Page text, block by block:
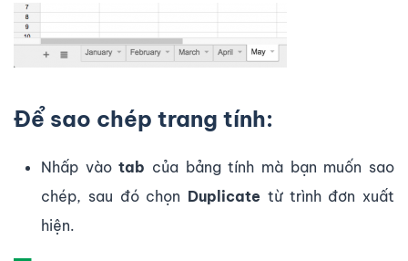
Để sao chép trang tính:
Nhấp vàotab của bảng tính mà bạn muốn sao
chép, sau đó chọn Duplicate từ trình đơn xuất
hiện.